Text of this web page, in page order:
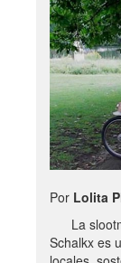
Por Lolita
La
Schalkx es